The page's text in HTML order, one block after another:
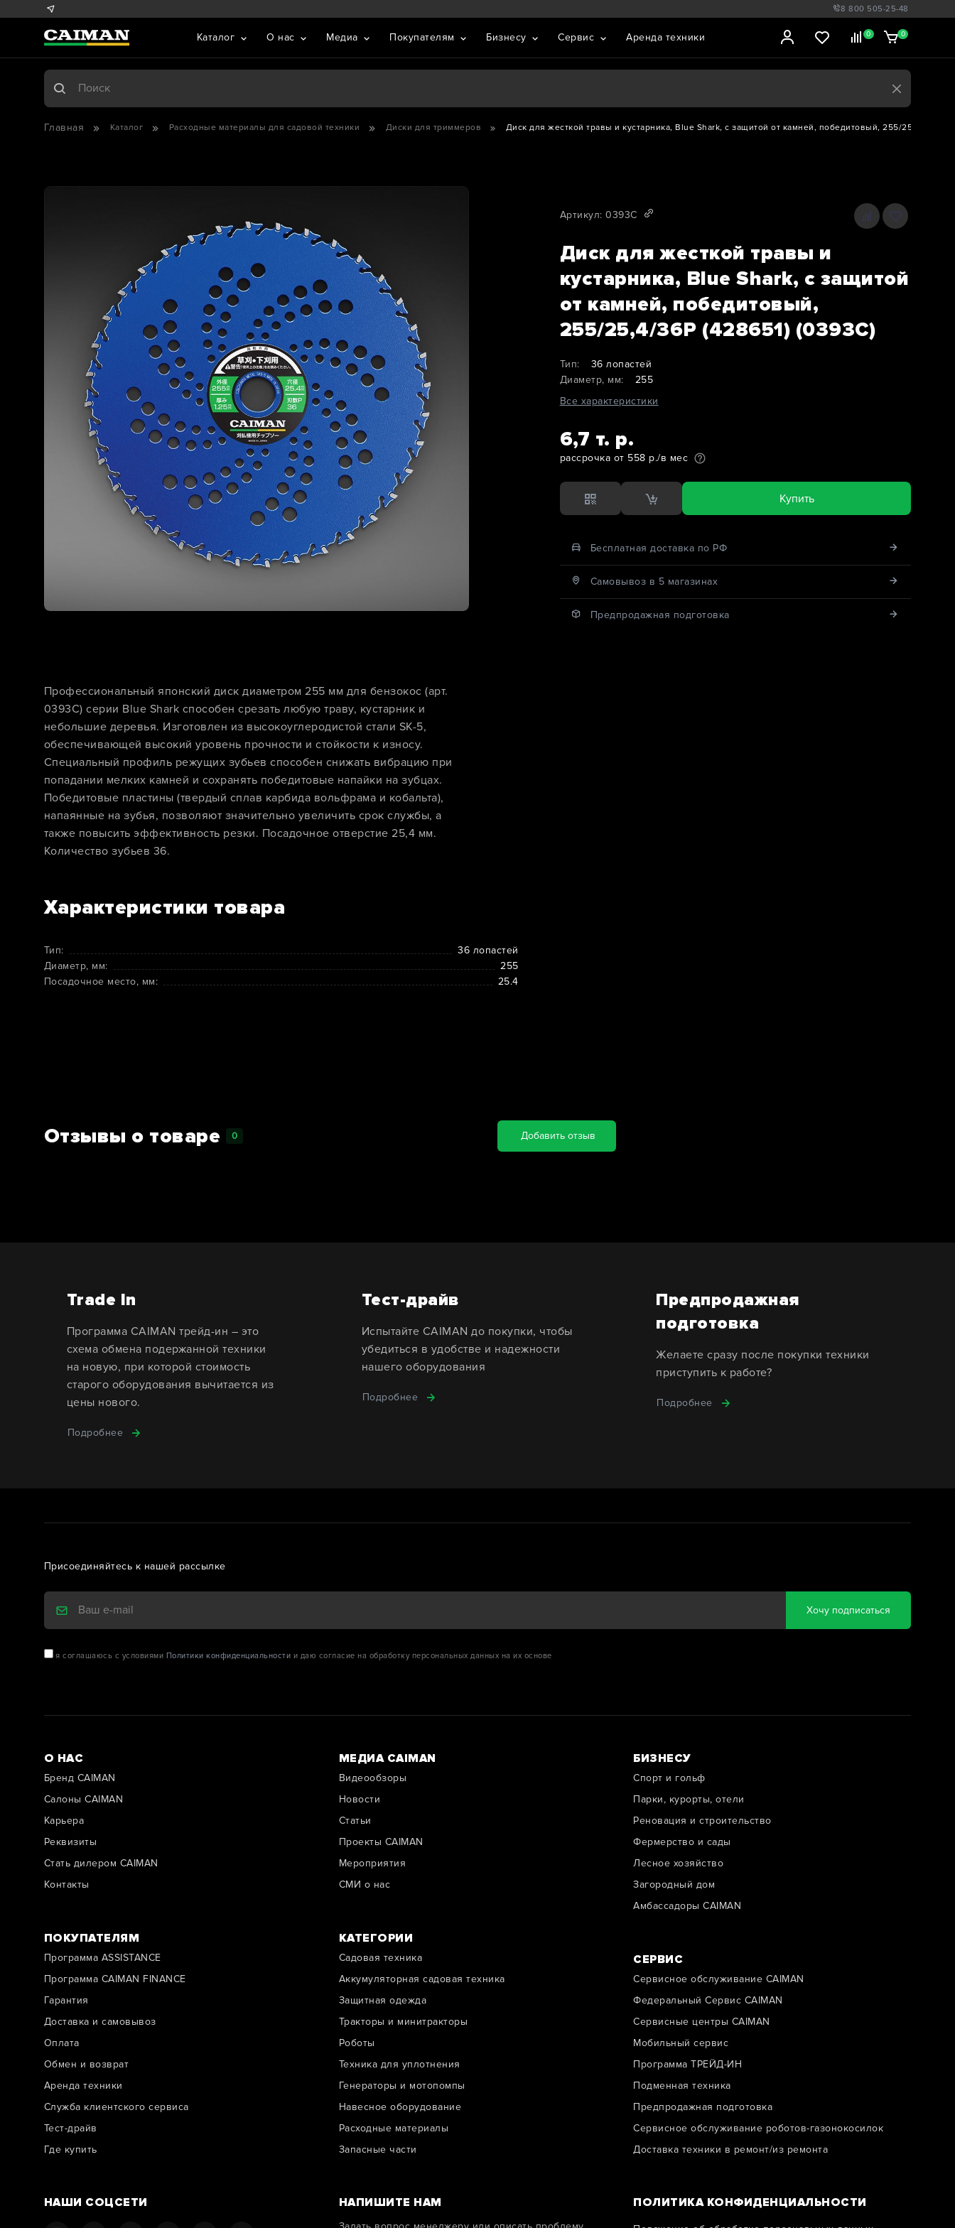
8 800 505-25-48
0 0
Каталог О нас Медиа Покупателям Бизнесу Сервис Аренда техники
Главная Каталог Расходные материалы для садовой техники Диски для триммеров Диск для жесткой травы и кустарника, Blue Shark, с защитой от камней, победитовый, 255/25,4/36Р
Артикул: 0393C
Диск для жесткой травы и
кустарника, Blue Shark, с защитой
от камней, победитовый,
255/25,4/36Р (428651) (0393C)
Тип:
36 лопастей
Диаметр, мм:
255
Все характеристики
6,7 т. р.
рассрочка от 558 р./в мес
Купить
Бесплатная доставка по РФ
Cамовывоз в 5 магазинах
Предпродажная подготовка
Профессиональный японский диск диаметром 255 мм для бензокос (арт.
0393C) серии Blue Shark способен срезать любую траву, кустарник и
небольшие деревья. Изготовлен из высокоуглеродистой стали SK-5,
обеспечивающей высокий уровень прочности и стойкости к износу.
Специальный профиль режущих зубьев способен снижать вибрацию при
попадании мелких камней и сохранять победитовые напайки на зубцах.
Победитовые пластины (твердый сплав карбида вольфрама и кобальта),
напаянные на зубья, позволяют значительно увеличить срок службы, а
также повысить эффективность резки. Посадочное отверстие 25,4 мм.
Количество зубьев 36.
Характеристики товара
Тип:
36 лопастей
Диаметр, мм:
255
Посадочное место, мм:
25.4
Отзывы о товаре 0 Добавить отзыв
Trade In
Программа CAIMAN трейд-ин – это
схема обмена подержанной техники
на новую, при которой стоимость
старого оборудования вычитается из
цены нового.
Подробнее
Тест-драйв
Испытайте CAIMAN до покупки, чтобы
убедиться в удобстве и надежности
нашего оборудования
Подробнее
Предпродажная
подготовка
Желаете сразу после покупки техники
приступить к работе?
Подробнее
Присоединяйтесь к нашей рассылке
Хочу подписаться
я соглашаюсь с условиями Политики конфиденциальности и даю согласие на обработку персональных данных на их основе
О НАС
Бренд CAIMAN
Салоны CAIMAN
Карьера
Реквизиты
Стать дилером CAIMAN
Контакты
ПОКУПАТЕЛЯМ
Программа ASSISTANCE
Программа CAIMAN FINANCE
Гарантия
Доставка и самовывоз
Оплата
Обмен и возврат
Аренда техники
Служба клиентского сервиса
Тест-драйв
Где купить
МЕДИА CAIMAN
Видеообзоры
Новости
Cтатьи
Проекты CAIMAN
Мероприятия
СМИ о нас
КАТЕГОРИИ
Садовая техника
Аккумуляторная садовая техника
Защитная одежда
Тракторы и минитракторы
Роботы
Техника для уплотнения
Генераторы и мотопомпы
Навесное оборудование
Расходные материалы
Запасные части
БИЗНЕСУ
Спорт и гольф
Парки, курорты, отели
Реновация и строительство
Фермерство и сады
Лесное хозяйство
Загородный дом
Амбассадоры CAIMAN
СЕРВИС
Сервисное обслуживание CAIMAN
Федеральный Сервис CAIMAN
Сервисные центры CAIMAN
Мобильный сервис
Программа ТРЕЙД-ИН
Подменная техника
Предпродажная подготовка
Сервисное обслуживание роботов-газонокосилок
Доставка техники в ремонт/из ремонта
НАШИ СОЦСЕТИ НАПИШИТЕ НАМ ПОЛИТИКА КОНФИДЕНЦИАЛЬНОСТИ